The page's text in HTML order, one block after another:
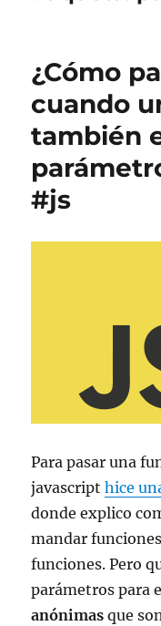
¿Cómo
cuando
también
#js
Para pasar una
javascripthice
donde explico
mandar
funciones. Pero
parámetros para
anónimas que